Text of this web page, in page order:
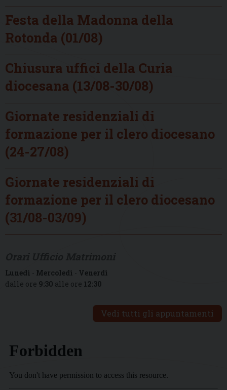
Festa della Madonna della
Rotonda (01/08)
Chiusura uffici della Curia
diocesana (13/08-30/08)
Giornate residenziali di
formazione per il clero diocesano
(24-27/08)
Giornate residenziali di
formazione per il clero diocesano
(31/08-03/09)
Lunedì - Mercoledì - Venerdì
dalle ore 9:30 alle ore 12:30
Vedi tutti gli appuntamenti